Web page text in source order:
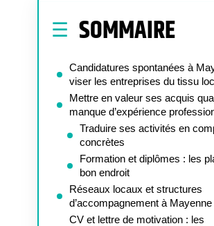
SOMMAIRE
Candidatures spontanées à
viser les entreprises du tissu
Mettre en valeur ses acquis
manque d’expérience
Traduire ses activités en
concrètes
Formation et diplômes : les
bon endroit
Réseaux locaux et structures
d’accompagnement à Mayenne
CV et lettre de motivation : les